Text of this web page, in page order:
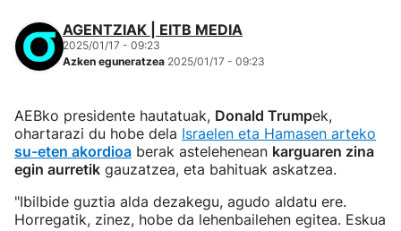
AGENTZIAK | EITB MEDIA
2025/01/17 - 09:23
Azken eguneratzea 2025/01/17 - 09:23
AEBko presidente hautatuak, Donald Trumpek,
ohartarazi du hobe dela Israelen eta Hamasen arteko
su-eten akordioa berak astelehenean karguaren zina
egin aurretik gauzatzea, eta bahituak askatzea.
"Ibilbide guztia alda dezakegu, agudo aldatu ere.
Horregatik, zinez, hobe da lehenbailehen egitea. Eskua